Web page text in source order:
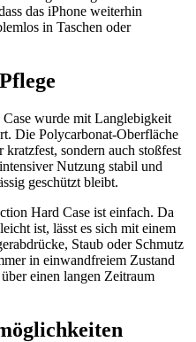
das iPhone weiterhin
in Taschen oder
wurde mit Langlebigkeit
Die Polycarbonat-Oberfläche
kratzfest, sondern auch stoßfest
Nutzung stabil und
geschützt bleibt.
Hard Case ist einfach. Da
ist, lässt es sich mit einem
Staub oder Schmutz
in einwandfreiem Zustand
einen langen Zeitraum